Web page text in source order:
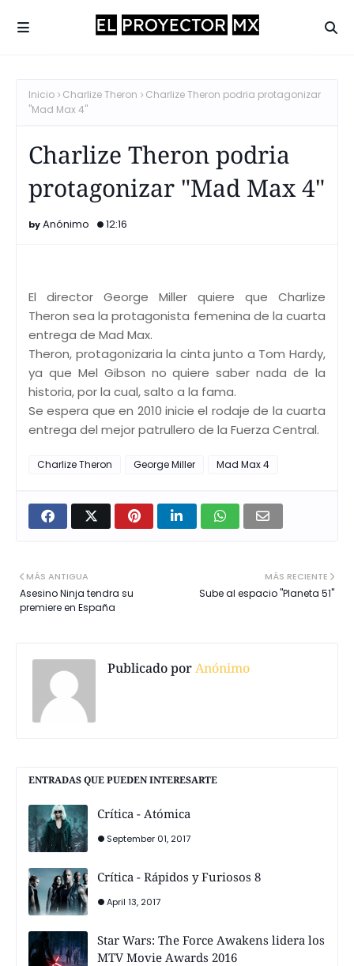
Inicio Charlize Theron
Charlize Theron podria protagonizar
"Mad Max 4"
Charlize Theron podria
protagonizar "Mad Max 4"
Anónimo 12:16
El director George Miller quiere que Charlize
Theron sea la protagonista femenina de la cuarta
entrega de Mad Max.
Theron, protagonizaria la cinta junto a Tom Hardy,
ya que Mel Gibson no quiere saber nada de la
historia, por la cual, salto a la fama.
Se espera que en 2010 inicie el rodaje de la cuarta
entrega del mejor patrullero de la Fuerza Central.
Charlize Theron George Miller Mad Max 4
MÁS RECIENTE
Sube al espacio "Planeta 51"
MÁS ANTIGUA
Asesino Ninja tendra su
premiere en España
Publicado porAnónimo
ENTRADAS QUE PUEDEN INTERESARTE
Crítica - Atómica
September 01, 2017
Crítica - Rápidos y Furiosos 8
April 13, 2017
Star Wars: The Force Awakens lidera los
MTV Movie Awards 2016